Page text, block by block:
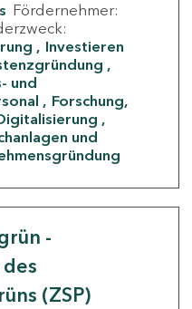
Fördernehmer:
Investieren
und
Forschung,
und
-
(ZSP)